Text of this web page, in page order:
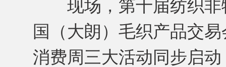
现场，第十届纺织非
国（大朗）毛织产品交易
消费周三大活动同步启